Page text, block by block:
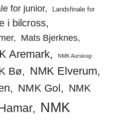
for junior
Landsfinale for
i bilcross
Mats Bjerknes
Aremark NMK Aurskog-
Bø NMK Elverum
NMK Gol
NMK
NMK